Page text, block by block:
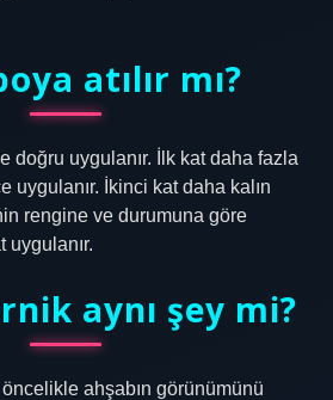
atılır mı?
doğru uygulanır. İlk kat daha fazla
uygulanır. İkinci kat daha kalın
rengine ve durumuna göre
uygulanır.
aynı şey mi?
ahşabın görünümünü